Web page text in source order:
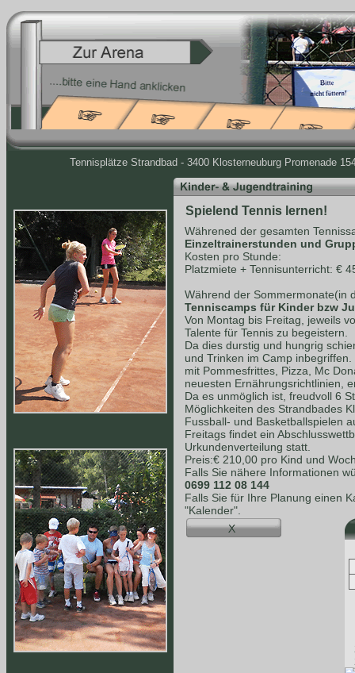
Tennisplätze Strandbad - 3400 Klosterneuburg Promenade
Spielend Tennis lernen!
Währened der gesamten
Einzeltrainerstunden und
Kosten pro Stunde:
Platzmiete + Tennisunterricht: €
Während der Sommermonate(in
Tenniscamps für Kinder bzw
Von Montag bis Freitag, jeweils
Talente für Tennis zu begeistern.
Da dies durstig und hungrig
und Trinken im Camp
mit Pommesfrittes, Pizza, Mc
neuesten Ernährungsrichtlinien,
Da es unmöglich ist, freudvoll 6
Möglichkeiten des Strandbades
Fussball- und Basketballspielen
Freitags findet ein
Urkundenverteilung statt.
Preis:€ 210,00 pro Kind und
Falls Sie nähere Informationen
0699 112 08 144
Falls Sie für Ihre Planung einen
"Kalender".